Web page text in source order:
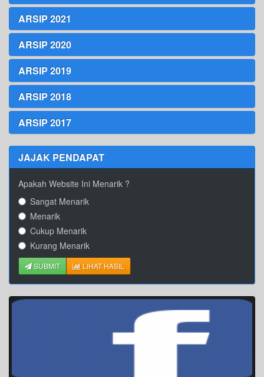
ARSIP 2021
ARSIP 2020
ARSIP 2019
ARSIP 2018
ARSIP 2017
JAJAK PENDAPAT
Apakah Website Ini Menarik ?
Sangat Menarik
Menarik
Cukup Menarik
Kurang Menarik
SUBMIT LIHAT HASIL